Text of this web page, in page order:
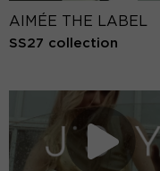
AIMÉE THE LABEL
SS27 collection